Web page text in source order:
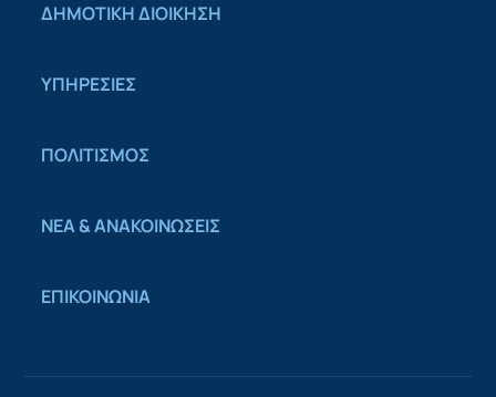
ΔΗΜΟΤΙΚΗ ΔΙΟΙΚΗΣΗ
ΥΠΗΡΕΣΙΕΣ
ΠΟΛΙΤΙΣΜΟΣ
ΝΕΑ & ΑΝΑΚΟΙΝΩΣΕΙΣ
ΕΠΙΚΟΙΝΩΝΙΑ